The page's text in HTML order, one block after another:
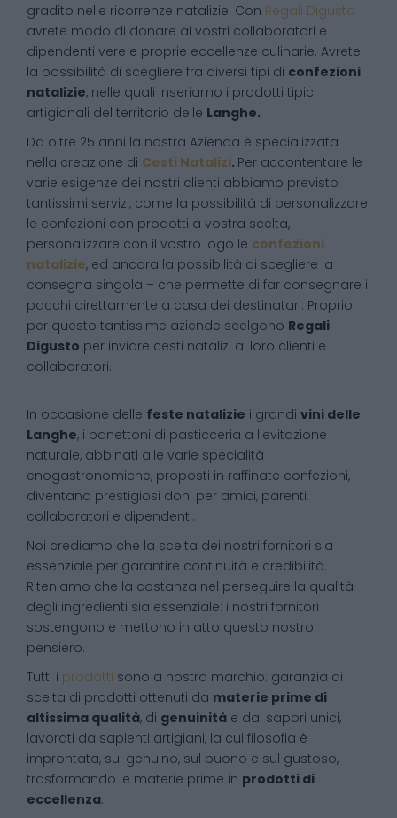
gradito nelle ricorrenze natalizie. Con Regali Digusto
avrete modo di donare ai vostri collaboratori e
dipendenti vere e proprie eccellenze culinarie. Avrete
la possibilità di scegliere fra diversi tipi di confezioni
natalizie, nelle quali inseriamo i prodotti tipici
artigianali del territorio delle Langhe.
Da oltre 25 anni la nostra Azienda è specializzata
nella creazione di Cesti Natalizi. Per accontentare le
varie esigenze dei nostri clienti abbiamo previsto
tantissimi servizi, come la possibilità di personalizzare
le confezioni con prodotti a vostra scelta,
personalizzare con il vostro logo le confezioni
natalizie, ed ancora la possibilità di scegliere la
consegna singola – che permette di far consegnare i
pacchi direttamente a casa dei destinatari. Proprio
per questo tantissime aziende scelgono Regali
Digusto per inviare cesti natalizi ai loro clienti e
collaboratori.
In occasione delle feste natalizie i grandi vini delle
Langhe, i panettoni di pasticceria a lievitazione
naturale, abbinati alle varie specialità
enogastronomiche, proposti in raffinate confezioni,
diventano prestigiosi doni per amici, parenti,
collaboratori e dipendenti.
Noi crediamo che la scelta dei nostri fornitori sia
essenziale per garantire continuità e credibilità.
Riteniamo che la costanza nel perseguire la qualità
degli ingredienti sia essenziale: i nostri fornitori
sostengono e mettono in atto questo nostro
pensiero.
Tutti i prodotti sono a nostro marchio: garanzia di
scelta di prodotti ottenuti da materie prime di
altissima qualità, di genuinità e dai sapori unici,
lavorati da sapienti artigiani, la cui filosofia è
improntata, sul genuino, sul buono e sul gustoso,
trasformando le materie prime in prodotti di
eccellenza.